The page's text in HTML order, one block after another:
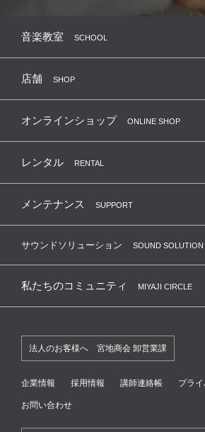
音楽教室 SCHOOL
店舗 SHOP
オンラインショップ ONLINE SHOP
レンタル RENTAL
メンテナンス SUPPORT
サウンドソリューション SOUND SOLUTION
私たちのコミュニティ MIYAJI CIRCLE
法人のお客様へ 宮地商会 卸営業課
企業情報 採用情報 講師連絡帳 プラ
お問い合わせ